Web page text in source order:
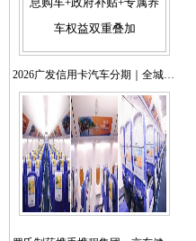
2026广发信用卡汽车分期｜全城…